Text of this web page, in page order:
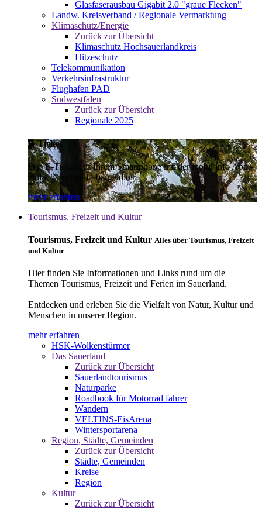
Glasfaserausbau Gigabit 2.0 "graue Flecken"
Landw. Kreisverband / Regionale Vermarktung
Klimaschutz/Energie
Zurück zur Übersicht
Klimaschutz Hochsauerlandkreis
Hitzeschutz
Telekommunikation
Verkehrsinfrastruktur
Flughafen PAD
Südwestfalen
Zurück zur Übersicht
Regionale 2025
E-Ticket
Das E-Ticket auf Ihrem Smartphone mit der mobil info App -
einfach - schnell - bargeldlos
mehr erfahren
Tourismus, Freizeit und Kultur
Tourismus, Freizeit und Kultur Alles über Tourismus, Freizeit
und Kultur
Hier finden Sie Informationen und Links rund um die
Themen Tourismus, Freizeit und Ferien im Sauerland.
Entdecken und erleben Sie die Vielfalt von Natur, Kultur und
Menschen in unserer Region.
mehr erfahren
HSK-Wolkenstürmer
Das Sauerland
Zurück zur Übersicht
Sauerlandtourismus
Naturparke
Roadbook für Motorrad fahrer
Wandern
VELTINS-EisArena
Wintersportarena
Region, Städte, Gemeinden
Zurück zur Übersicht
Städte, Gemeinden
Kreise
Region
Kultur
Zurück zur Übersicht